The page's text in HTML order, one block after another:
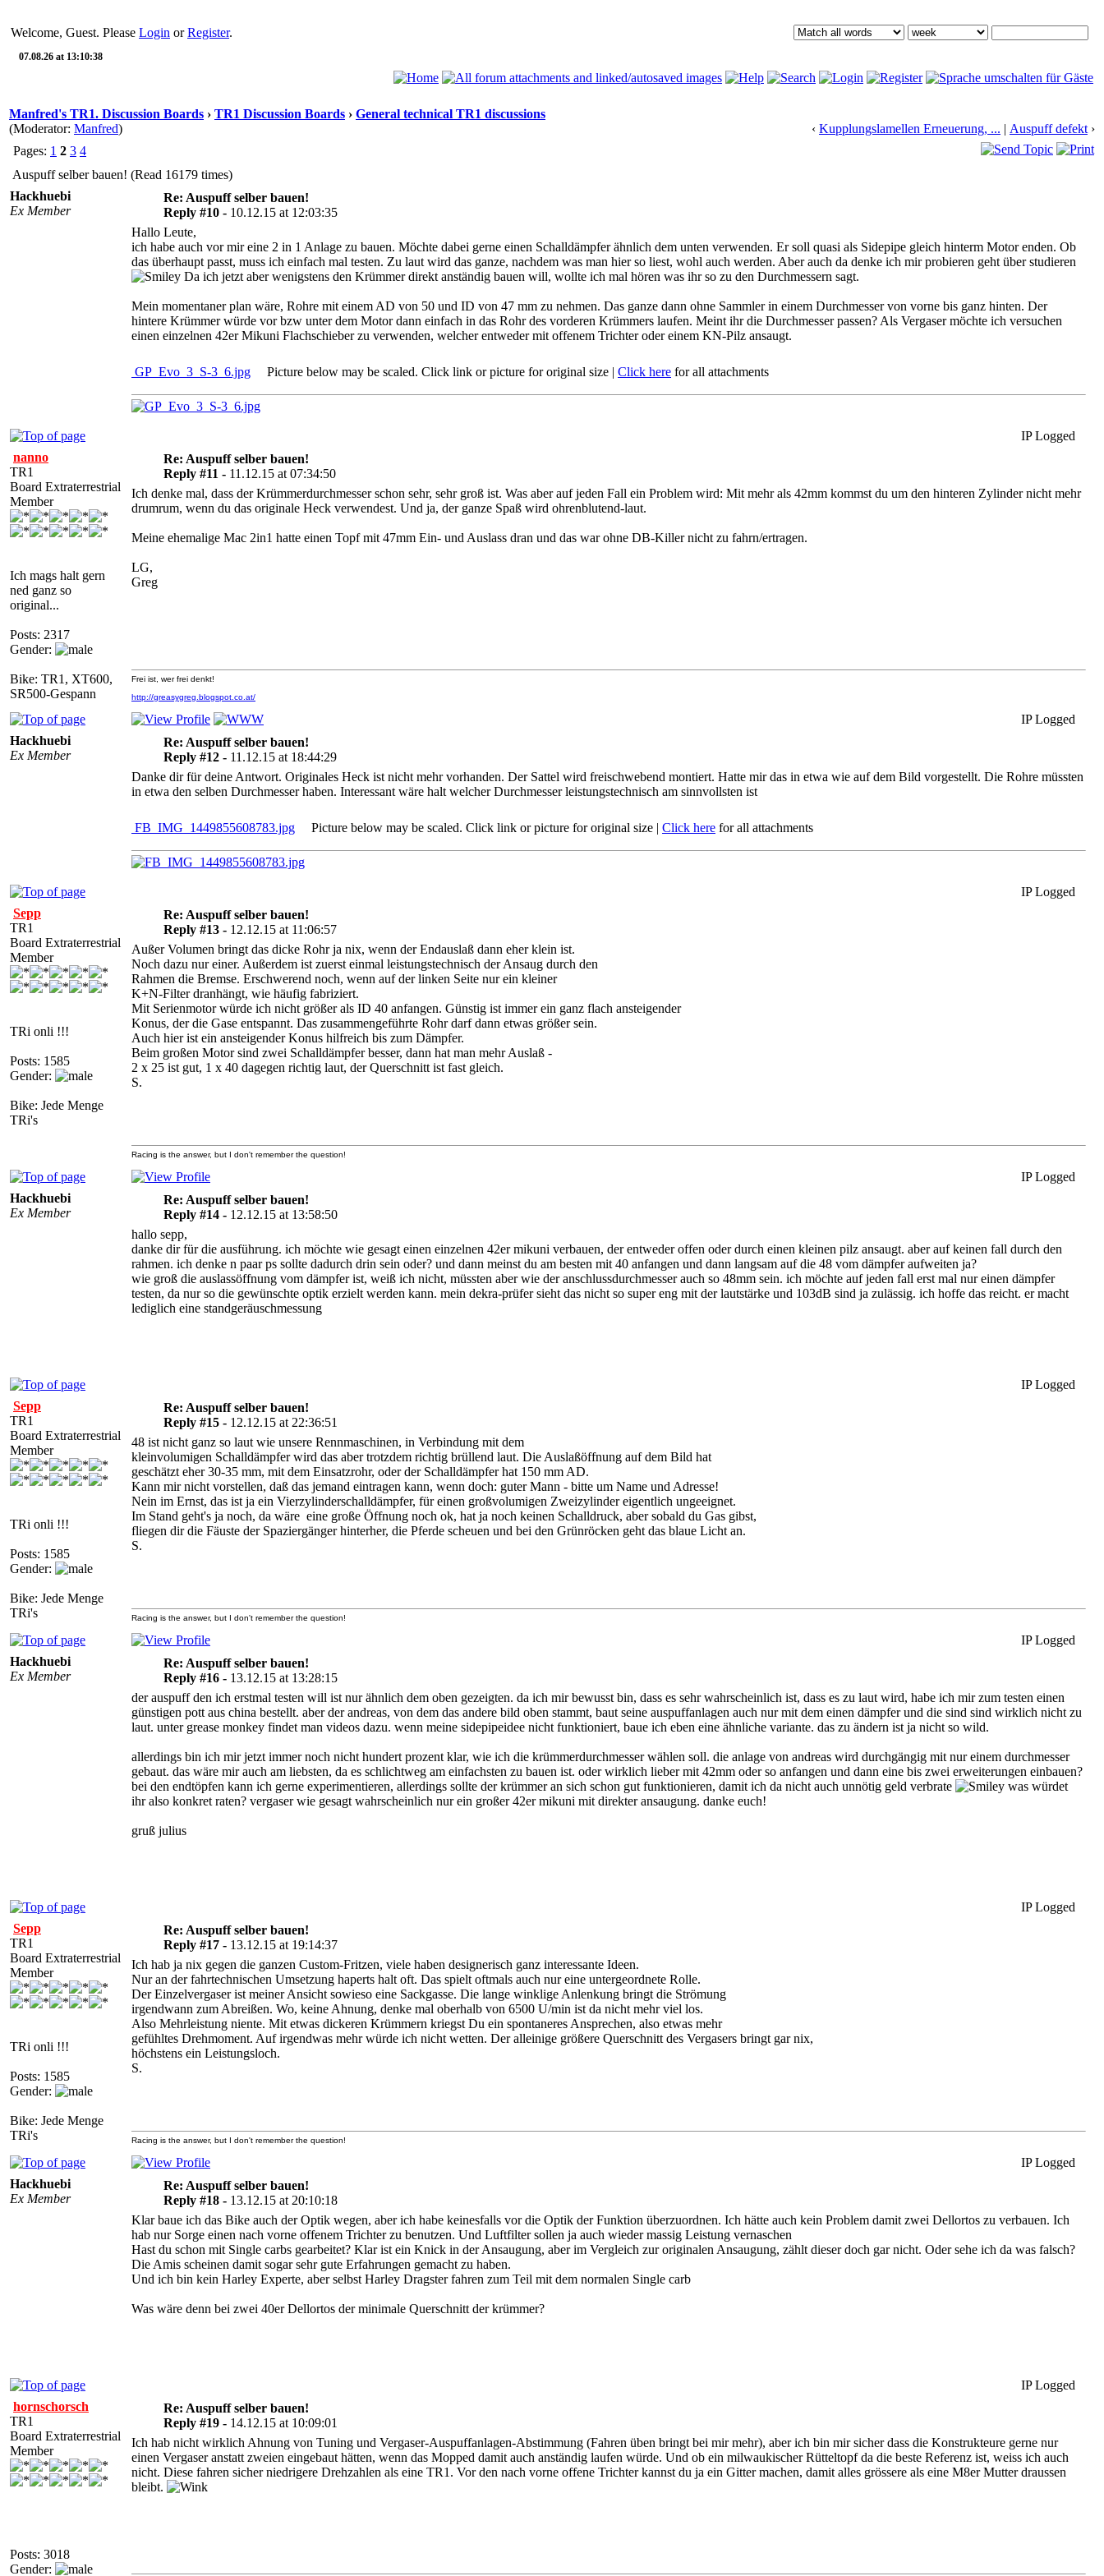
Welcome, Guest. Please Login orRegister.
07.08.26 at 13:10:38
Manfred's TR1. Discussion Boards › TR1 Discussion Boards › General technical TR1 discussions
(Moderator: Manfred) ‹ Kupplungslamellen Erneuerung, ... | Auspuff defekt ›
Pages: 1 2 3 4
Auspuff selber bauen! (Read 16179 times)
Hackhuebi
Ex Member
Re: Auspuff selber bauen!
Reply #10 - 10.12.15 at 12:03:35
Hallo Leute,
ich habe auch vor mir eine 2 in 1 Anlage zu bauen. Möchte dabei gerne einen Schalldämpfer ähnlich dem unten verwenden. Er soll quasi als Sidepipe gleich hinterm Motor enden. Ob
das überhaupt passt, muss ich einfach mal testen. Zu laut wird das ganze, nachdem was man hier so liest, wohl auch werden. Aber auch da denke ich mir probieren geht über studieren
Da ich jetzt aber wenigstens den Krümmer direkt anständig bauen will, wollte ich mal hören was ihr so zu den Durchmessern sagt.
Mein momentaner plan wäre, Rohre mit einem AD von 50 und ID von 47 mm zu nehmen. Das ganze dann ohne Sammler in einem Durchmesser von vorne bis ganz hinten. Der
hintere Krümmer würde vor bzw unter dem Motor dann einfach in das Rohr des vorderen Krümmers laufen. Meint ihr die Durchmesser passen? Als Vergaser möchte ich versuchen
einen einzelnen 42er Mikuni Flachschieber zu verwenden, welcher entweder mit offenem Trichter oder einem KN-Pilz ansaugt.
GP_Evo_3_S-3_6.jpg Picture below may be scaled. Click link or picture for original size | Click here for all attachments
IP Logged
nanno
TR1
Board Extraterrestrial
Member
Ich mags halt gern
ned ganz so
original...
Posts: 2317
Gender:
Bike: TR1, XT600,
SR500-Gespann
Re: Auspuff selber bauen!
Reply #11 - 11.12.15 at 07:34:50
Ich denke mal, dass der Krümmerdurchmesser schon sehr, sehr groß ist. Was aber auf jeden Fall ein Problem wird: Mit mehr als 42mm kommst du um den hinteren Zylinder nicht mehr
drumrum, wenn du das originale Heck verwendest. Und ja, der ganze Spaß wird ohrenblutend-laut.
Meine ehemalige Mac 2in1 hatte einen Topf mit 47mm Ein- und Auslass dran und das war ohne DB-Killer nicht zu fahrn/ertragen.
LG,
Greg
Frei ist, wer frei denkt!
http://greasygreg.blogspot.co.at/
IP Logged
Hackhuebi
Ex Member
Re: Auspuff selber bauen!
Reply #12 - 11.12.15 at 18:44:29
Danke dir für deine Antwort. Originales Heck ist nicht mehr vorhanden. Der Sattel wird freischwebend montiert. Hatte mir das in etwa wie auf dem Bild vorgestellt. Die Rohre müssten
in etwa den selben Durchmesser haben. Interessant wäre halt welcher Durchmesser leistungstechnisch am sinnvollsten ist
FB_IMG_1449855608783.jpg Picture below may be scaled. Click link or picture for original size | Click here for all attachments
IP Logged
Sepp
TR1
Board Extraterrestrial
Member
TRi onli !!!
Posts: 1585
Gender:
Bike: Jede Menge
TRi's
Re: Auspuff selber bauen!
Reply #13 - 12.12.15 at 11:06:57
Außer Volumen bringt das dicke Rohr ja nix, wenn der Endauslaß dann eher klein ist.
Noch dazu nur einer. Außerdem ist zuerst einmal leistungstechnisch der Ansaug durch den
Rahmen die Bremse. Erschwerend noch, wenn auf der linken Seite nur ein kleiner
K+N-Filter dranhängt, wie häufig fabriziert.
Mit Serienmotor würde ich nicht größer als ID 40 anfangen. Günstig ist immer ein ganz flach ansteigender
Konus, der die Gase entspannt. Das zusammengeführte Rohr darf dann etwas größer sein.
Auch hier ist ein ansteigender Konus hilfreich bis zum Dämpfer.
Beim großen Motor sind zwei Schalldämpfer besser, dann hat man mehr Auslaß -
2 x 25 ist gut, 1 x 40 dagegen richtig laut, der Querschnitt ist fast gleich.
S.
Racing is the answer, but I don't remember the question!
IP Logged
Hackhuebi
Ex Member
Re: Auspuff selber bauen!
Reply #14 - 12.12.15 at 13:58:50
hallo sepp,
danke dir für die ausführung. ich möchte wie gesagt einen einzelnen 42er mikuni verbauen, der entweder offen oder durch einen kleinen pilz ansaugt. aber auf keinen fall durch den
rahmen. ich denke n paar ps sollte dadurch drin sein oder? und dann meinst du am besten mit 40 anfangen und dann langsam auf die 48 vom dämpfer aufweiten ja?
wie groß die auslassöffnung vom dämpfer ist, weiß ich nicht, müssten aber wie der anschlussdurchmesser auch so 48mm sein. ich möchte auf jeden fall erst mal nur einen dämpfer
testen, da nur so die gewünschte optik erzielt werden kann. mein dekra-prüfer sieht das nicht so super eng mit der lautstärke und 103dB sind ja zulässig. ich hoffe das reicht. er macht
lediglich eine standgeräuschmessung
IP Logged
Sepp
TR1
Board Extraterrestrial
Member
TRi onli !!!
Posts: 1585
Gender:
Bike: Jede Menge
TRi's
Re: Auspuff selber bauen!
Reply #15 - 12.12.15 at 22:36:51
48 ist nicht ganz so laut wie unsere Rennmaschinen, in Verbindung mit dem
kleinvolumigen Schalldämpfer wird das aber trotzdem richtig brüllend laut. Die Auslaßöffnung auf dem Bild hat
geschätzt eher 30-35 mm, mit dem Einsatzrohr, oder der Schalldämpfer hat 150 mm AD.
Kann mir nicht vorstellen, daß das jemand eintragen kann, wenn doch: guter Mann - bitte um Name und Adresse!
Nein im Ernst, das ist ja ein Vierzylinderschalldämpfer, für einen großvolumigen Zweizylinder eigentlich ungeeignet.
Im Stand geht's ja noch, da wäre eine große Öffnung noch ok, hat ja noch keinen Schalldruck, aber sobald du Gas gibst,
fliegen dir die Fäuste der Spaziergänger hinterher, die Pferde scheuen und bei den Grünröcken geht das blaue Licht an.
S.
Racing is the answer, but I don't remember the question!
IP Logged
Hackhuebi
Ex Member
Re: Auspuff selber bauen!
Reply #16 - 13.12.15 at 13:28:15
der auspuff den ich erstmal testen will ist nur ähnlich dem oben gezeigten. da ich mir bewusst bin, dass es sehr wahrscheinlich ist, dass es zu laut wird, habe ich mir zum testen einen
günstigen pott aus china bestellt. aber der andreas, von dem das andere bild oben stammt, baut seine auspuffanlagen auch nur mit dem einen dämpfer und die sind sind wirklich nicht zu
laut. unter grease monkey findet man videos dazu. wenn meine sidepipeidee nicht funktioniert, baue ich eben eine ähnliche variante. das zu ändern ist ja nicht so wild.
allerdings bin ich mir jetzt immer noch nicht hundert prozent klar, wie ich die krümmerdurchmesser wählen soll. die anlage von andreas wird durchgängig mit nur einem durchmesser
gebaut. das wäre mir auch am liebsten, da es schlichtweg am einfachsten zu bauen ist. oder wirklich lieber mit 42mm oder so anfangen und dann eine bis zwei erweiterungen einbauen?
bei den endtöpfen kann ich gerne experimentieren, allerdings sollte der krümmer an sich schon gut funktionieren, damit ich da nicht auch unnötig geld verbrate
was würdet
ihr also konkret raten? vergaser wie gesagt wahrscheinlich nur ein großer 42er mikuni mit direkter ansaugung. danke euch!
gruß julius
IP Logged
Sepp
TR1
Board Extraterrestrial
Member
TRi onli !!!
Posts: 1585
Gender:
Bike: Jede Menge
TRi's
Re: Auspuff selber bauen!
Reply #17 - 13.12.15 at 19:14:37
Ich hab ja nix gegen die ganzen Custom-Fritzen, viele haben designerisch ganz interessante Ideen.
Nur an der fahrtechnischen Umsetzung haperts halt oft. Das spielt oftmals auch nur eine untergeordnete Rolle.
Der Einzelvergaser ist meiner Ansicht sowieso eine Sackgasse. Die lange winklige Anlenkung bringt die Strömung
irgendwann zum Abreißen. Wo, keine Ahnung, denke mal oberhalb von 6500 U/min ist da nicht mehr viel los.
Also Mehrleistung niente. Mit etwas dickeren Krümmern kriegst Du ein spontaneres Ansprechen, also etwas mehr
gefühltes Drehmoment. Auf irgendwas mehr würde ich nicht wetten. Der alleinige größere Querschnitt des Vergasers bringt gar nix,
höchstens ein Leistungsloch.
S.
Racing is the answer, but I don't remember the question!
IP Logged
Hackhuebi
Ex Member
Re: Auspuff selber bauen!
Reply #18 - 13.12.15 at 20:10:18
Klar baue ich das Bike auch der Optik wegen, aber ich habe keinesfalls vor die Optik der Funktion überzuordnen. Ich hätte auch kein Problem damit zwei Dellortos zu verbauen. Ich
hab nur Sorge einen nach vorne offenem Trichter zu benutzen. Und Luftfilter sollen ja auch wieder massig Leistung vernaschen
Hast du schon mit Single carbs gearbeitet? Klar ist ein Knick in der Ansaugung, aber im Vergleich zur originalen Ansaugung, zählt dieser doch gar nicht. Oder sehe ich da was falsch?
Die Amis scheinen damit sogar sehr gute Erfahrungen gemacht zu haben.
Und ich bin kein Harley Experte, aber selbst Harley Dragster fahren zum Teil mit dem normalen Single carb
Was wäre denn bei zwei 40er Dellortos der minimale Querschnitt der krümmer?
IP Logged
hornschorsch
TR1
Board Extraterrestrial
Member
Posts: 3018
Gender:
Re: Auspuff selber bauen!
Reply #19 - 14.12.15 at 10:09:01
Ich hab nicht wirklich Ahnung von Tuning und Vergaser-Auspuffanlagen-Abstimmung (Fahren üben bringt bei mir mehr), aber ich bin mir sicher dass die Konstrukteure gerne nur
einen Vergaser anstatt zweien eingebaut hätten, wenn das Mopped damit auch anständig laufen würde. Und ob ein milwaukischer Rütteltopf da die beste Referenz ist, weiss ich auch
nicht. Diese fahren sicher niedrigere Drehzahlen als eine TR1. Vor den nach vorne offene Trichter kannst du ja ein Gitter machen, damit alles grössere als eine M8er Mutter draussen
bleibt.